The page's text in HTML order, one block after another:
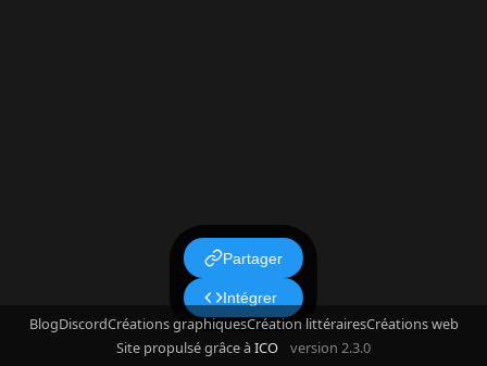
Partager
Intégrer
BlogDiscordCréations graphiquesCréation littérairesCréations web
Site propulsé grâce àICO version 2.3.0